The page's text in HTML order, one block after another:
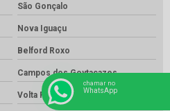
São Gonçalo
Nova Iguaçu
Belford Roxo
Campos dos Goytacazes
Volta Redonda
chamar no
WhatsApp